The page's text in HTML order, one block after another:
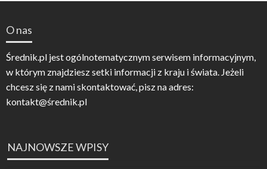
O nas
Średnik.pl jest ogólnotematycznym serwisem informacyjnym,
w którym znajdziesz setki informacji z kraju i świata. Jeżeli
chcesz się z nami skontaktować, pisz na adres:
kontakt@średnik.pl
NAJNOWSZE WPISY